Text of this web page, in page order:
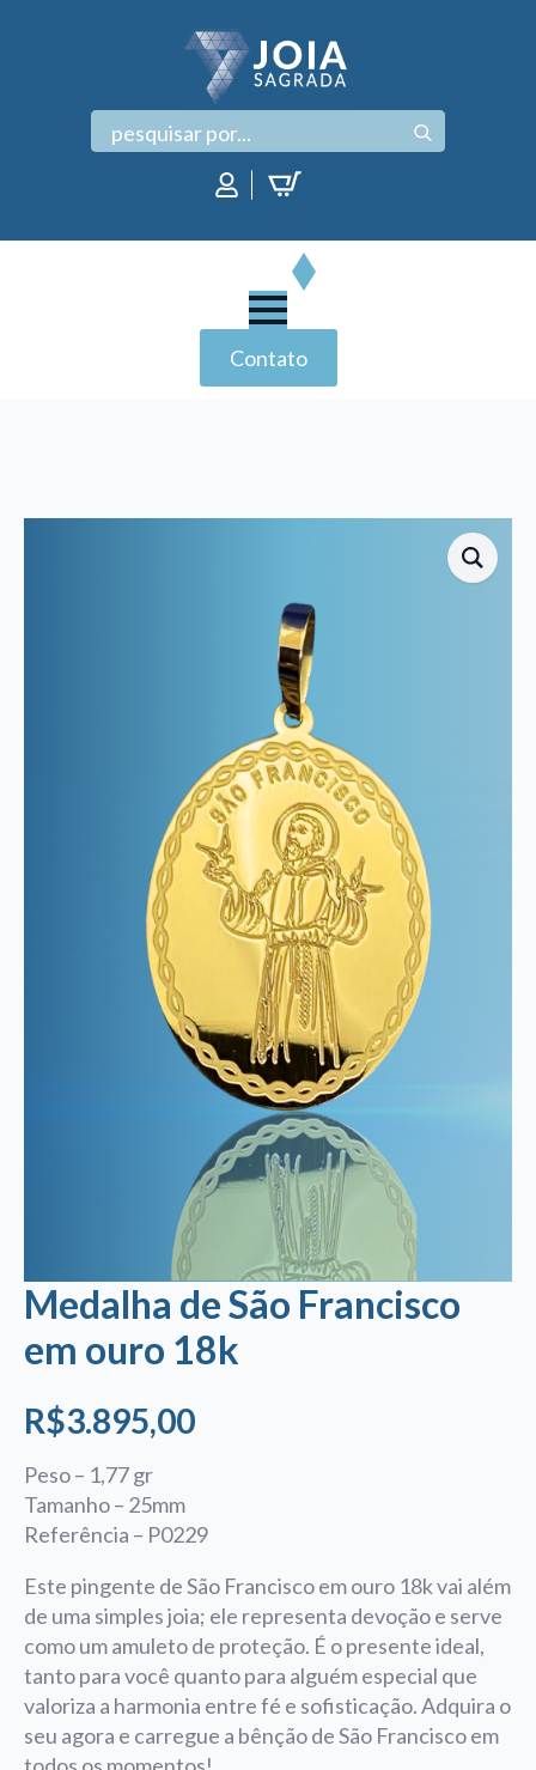
for:
Contato
Medalha de São Francisco
em ouro 18k
R$3.895,00
Peso – 1,77 gr
Tamanho – 25mm
Referência – P0229
Este pingente de São Francisco em ouro 18kvai além
de uma simples joia; ele representa devoção e serve
como um amuleto de proteção. É o presente ideal,
tanto para você quanto para alguém especial que
valoriza a harmonia entre fé e sofisticação. Adquira o
seu agora e carregue a bênção de São Francisco em